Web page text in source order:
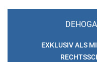
EXKLUSIV ALS